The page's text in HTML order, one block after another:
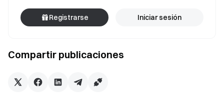
**Su puerta al mundo cripto** Opere con más de 3800
criptomonedas de forma segura, rápida y sencilla en Gate
Actúe ahora
Regístrese
y reclame hasta 10 000 $ en recompensas de
Invite a sus amigos
y gane una comisión del 40 %
Compartir publicaciones
Registrarse Iniciar sesión